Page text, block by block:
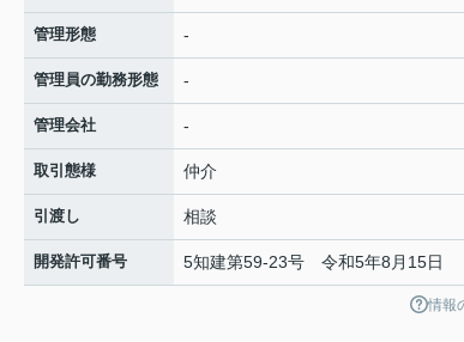
管理形態 -
管理員の勤務形態 -
管理会社 -
取引態様 仲介
引渡し 相談
開発許可番号 5知建第59-23号 令和5年8月15日
情報